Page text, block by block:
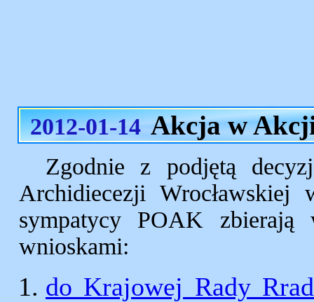
2012-01-14 Akcja w
Zgodnie z podjętą
Archidiecezji
sympatycy POAK
wnioskami:
do Krajowej Rady